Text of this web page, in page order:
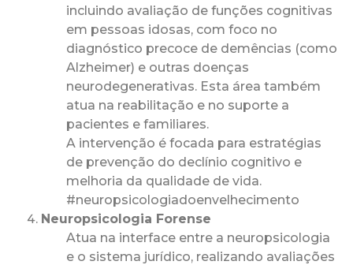
incluindo avaliação de funções cognitivas
em pessoas idosas, com foco no
diagnóstico precoce de demências (como
Alzheimer) e outras doenças
neurodegenerativas. Esta área também
atua na reabilitação e no suporte a
pacientes e familiares.
A intervenção é focada para estratégias
de prevenção do declínio cognitivo e
melhoria da qualidade de vida.
#neuropsicologiadoenvelhecimento
Neuropsicologia Forense
Atua na interface entre a neuropsicologia
e o sistema jurídico, realizando avaliações